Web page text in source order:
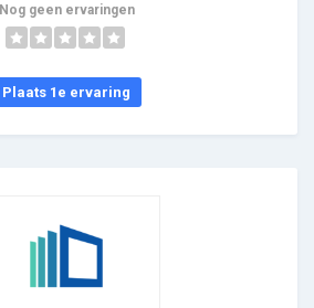
Nog geen ervaringen
Plaats 1e ervaring